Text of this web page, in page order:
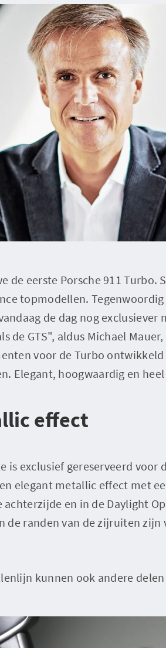
de eerste Porsche 911 Turbo.
topmodellen.
de dag nog exclusiever
de GTS", aldus Michael
voor de Turbo
Elegant, hoogwaardig en heel
effect
is exclusief gereserveerd voor
elegant metallic effect met
en in de Daylight
de randen van de zijruiten
kunnen ook andere